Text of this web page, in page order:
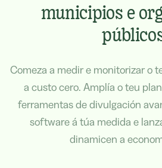
municipios e
Comeza a medir e monitorizar o
a custo cero. Amplía o teu
ferramentas de divulgación
software á túa medida e
dinamicen a